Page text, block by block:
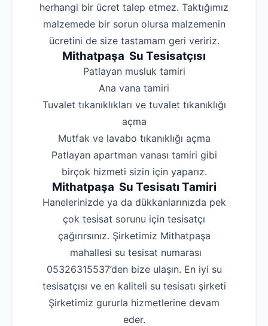
herhangi bir ücret talep etmez. Taktığımız
malzemede bir sorun olursa malzemenin
ücretini de size tastamam geri veririz.
Mithatpaşa Su Tesisatçısı
‌Patlayan musluk tamiri
‌Ana vana tamiri
‌Tuvalet tıkanıklıkları ve tuvalet tıkanıklığı
açma
‌Mutfak ve lavabo tıkanıklığı açma
‌Patlayan apartman vanası tamiri gibi
birçok hizmeti sizin için yaparız.
Mithatpaşa Su Tesisatı Tamiri
Hanelerinizde ya da dükkanlarınızda pek
çok tesisat sorunu için tesisatçı
çağırırsınız. Şirketimiz Mithatpaşa
mahallesi su tesisat numarası
05326315537’den bize ulaşın. En iyi su
tesisatçısı ve en kaliteli su tesisatı şirketi
Şirketimiz gururla hizmetlerine devam
eder.